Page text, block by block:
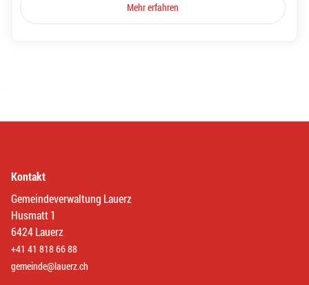
Mehr erfahren
Kontakt
Gemeindeverwaltung Lauerz
Husmatt 1
6424 Lauerz
+41 41 818 66 88
gemeinde@lauerz.ch